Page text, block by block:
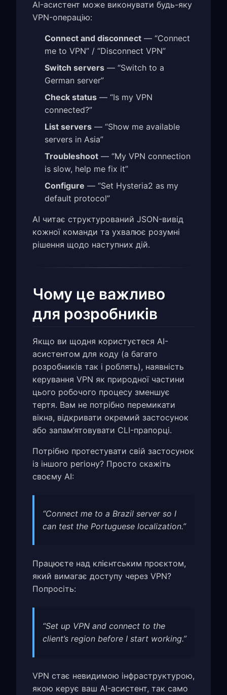
AI-асистент може виконувати будь-яку
VPN-операцію:
Connect and disconnect — “Connect
me to VPN” / “Disconnect VPN”
Switch servers — “Switch to a
German server”
Check status — “Is my VPN
connected?”
List servers — “Show me available
servers in Asia”
Troubleshoot — “My VPN connection
is slow, help me fix it”
Configure — “Set Hysteria2 as my
default protocol”
AI читає структурований JSON-вивід
кожної команди та ухвалює розумні
рішення щодо наступних дій.
Чому це важливо
для розробників
Якщо ви щодня користуєтеся AI-
асистентом для коду (а багато
розробників так і роблять), наявність
керування VPN як природної частини
цього робочого процесу зменшує
тертя. Вам не потрібно перемикати
вікна, відкривати окремий застосунок
або запам’ятовувати CLI-прапорці.
Потрібно протестувати свій застосунок
із іншого регіону? Просто скажіть
своєму AI:
“Connect me to a Brazil server so I
can test the Portuguese localization.”
Працюєте над клієнтським проєктом,
який вимагає доступу через VPN?
Попросіть:
“Set up VPN and connect to the
client’s region before I start working.”
VPN стає невидимою інфраструктурою,
якою керує ваш AI-асистент, так само